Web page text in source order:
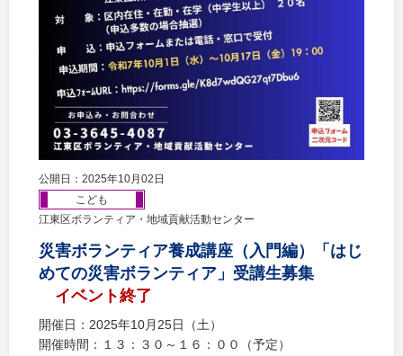
公開日：2025年10月02日
こども
江東区ボランティア・地域貢献活動センター
災害ボランティア養成講座（入門編）「はじ
めての災害ボランティア」受講生募集
イベント終了
開催日：2025年10月25日（土）
開催時間：１３：３０～１６：００（予定）